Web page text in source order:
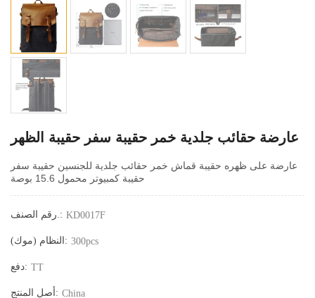
عارضة حقائب جلدية خمر حقيبة سفر حقيبة الظهر
عارضة على ظهره حقيبة قماش خمر حقائب جلدية للجنسين حقيبة سفر
حقيبة كمبيوتر محمول 15.6 بوصة
رقم الصنف.: KD0017F
النظام (موك): 300pcs
دفع: TT
أصل المنتج: China